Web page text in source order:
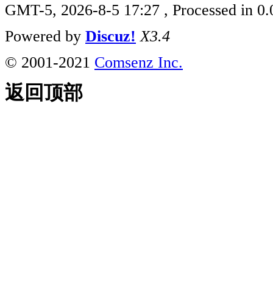
GMT-5, 2026-8-5 17:27 , Processed in
Powered by Discuz! X3.4
© 2001-2021 Comsenz Inc.
返回顶部